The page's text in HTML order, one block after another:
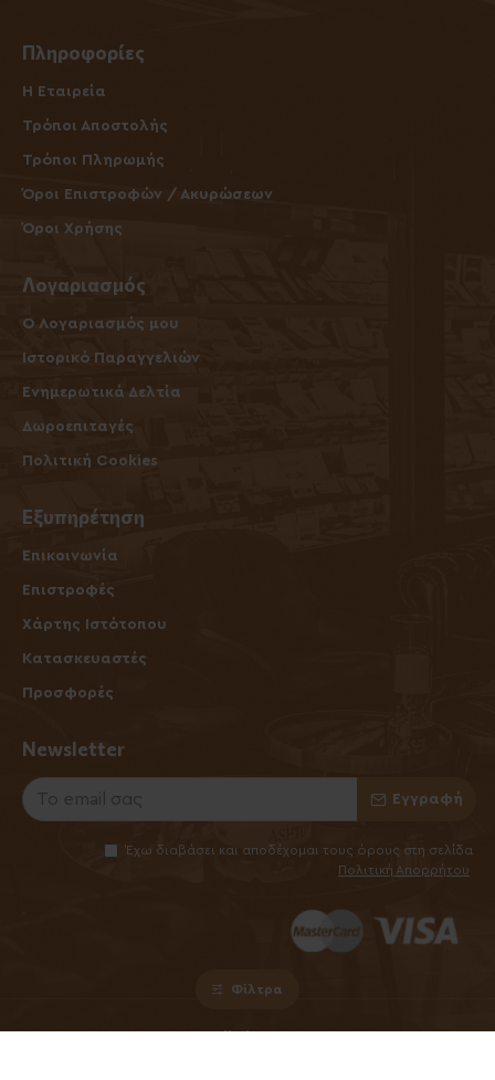
Πληροφορίες
Η Εταιρεία
Τρόποι Αποστολής
Τρόποι Πληρωμής
Όροι Επιστροφών / Ακυρώσεων
Όροι Χρήσης
Λογαριασμός
O Λογαριασμός μου
Ιστορικό Παραγγελιών
Ενημερωτικά Δελτία
Δωροεπιταγές
Πολιτική Cookies
Εξυπηρέτηση
Επικοινωνία
Επιστροφές
Χάρτης Ιστότοπου
Κατασκευαστές
Προσφορές
Newsletter
Εγγραφή
Έχω διαβάσει και αποδέχομαι τους όρους στη σελίδα
Πολιτική Απορρήτου
Φίλτρα